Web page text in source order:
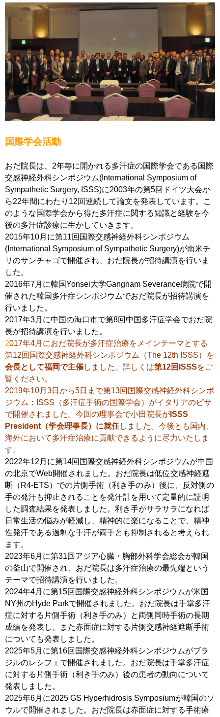
国際学会活動
おだ院長は、2年毎に開かれる多汗症の国際学会である国際
交感神経外科シンポジウム(International Symposium of
Sympathetic Surgery, ISSS)に2003年の第5回ドイツ大会か
ら22年間にわたり12回連続して論文を発表しています。こ
のような国際学会から得た多汗症に関する知識と経験を今
後の多汗症診療に生かしていきます。
2015年10月に第11回国際交感神経外科シンポジウム
(International Symposium of Sympathetic Surgery)が南米チ
リのサンチャゴで開催され、おだ院長が招待講演を行いま
した。
2016年7月に韓国Yonsei大学Gangnam Severance病院で開
催された韓国多汗症シンポジウムでおだ院長が招待講演を
行いました。
2017年3月に中国の海口市で第8回中国多汗症学会でおだ院
長が招待講演を行いました。
2017年4月におだ院長が多汗症治療をメインテーマとする
第12回国際交感神経外科シンポジウム（The 12th ISSS）を
会長として福岡で主催しました。詳しくは第12回ISSSをご
覧ください。
2019年10月3日から5日まで第13回国際交感神経外科シンポ
ジウム：ISSS（多汗症手術の国際学会）がイタリアのピサ
で開催されました。今回の理事会で小田院長が ISSS
President（学会理事長）に就任しました。今後とも国内、
海外において多汗症治療に貢献できるように尽力いたしま
す。
2022年12月に第14回国際交感神経外科シンポジウムが中国
の北京でWeb開催されました。おだ院長は低位交感神経遮
断（R4-ETS）での片側手術（利き手のみ）後に、反対側の
手の発汗も抑止されることを発汗計を用いて定量的に証明
した調査結果を発表しました。利き手がサラサラになれば
日常生活の悩みが軽減し、精神的に楽になることで、精神
性発汗である過剰な手汗が両手とも抑制されると考えられ
ます。
2023年6月に第31回アジア心臓・胸部外科学会総会が韓国
の釜山で開催され、おだ院長は多汗症治療の最先端という
テーマで招待講演を行いました。
2024年4月に第15回国際交感神経外科シンポジウムが米国
NY州のHyde Parkで開催されました。おだ院長は手掌多汗
症に対する片側手術（利き手のみ）と両側同時手術の長期
成績を発表し、また赤面症に対する片側交感神経遮断手術
についても発表しました。
2025年5月に第16回国際交感神経外科シンポジウムがブラ
ジルのレシフェで開催されました。おだ院長は手掌多汗症
に対する片側手術（利き手のみ）後の患者の動向について
発表しました。
2025年6月に2025 GS Hyperhidrosis Symposiumが韓国のソ
ウルで開催されました。おだ院長は赤面症に対する手術療